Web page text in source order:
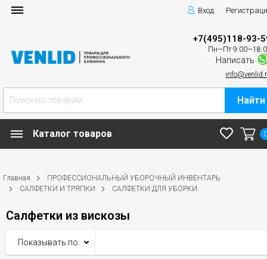
Вход
+7(495)118-93-
Пн—Пт
Написать
Найти
Каталог товаров
Главная
ПРОФЕССИОНАЛЬНЫЙ УБОРОЧНЫЙ ИНВЕНТАРЬ
САЛФЕТКИ И ТРЯПКИ
САЛФЕТКИ ДЛЯ УБОРКИ
Салфетки из вискозы
Показывать по: